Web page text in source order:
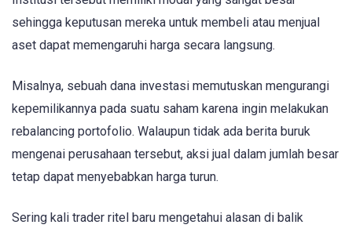
sehingga keputusan mereka untuk membeli atau menjual
aset dapat memengaruhi harga secara langsung.
Misalnya, sebuah dana investasi memutuskan mengurangi
kepemilikannya pada suatu saham karena ingin melakukan
rebalancing portofolio. Walaupun tidak ada berita buruk
mengenai perusahaan tersebut, aksi jual dalam jumlah besar
tetap dapat menyebabkan harga turun.
Sering kali trader ritel baru mengetahui alasan di balik